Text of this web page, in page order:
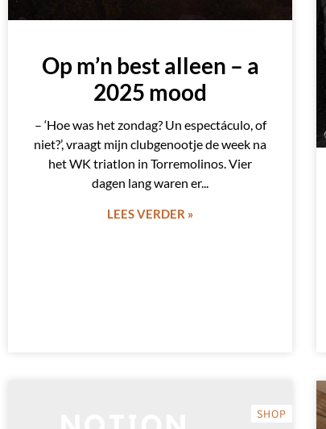
Op m’n best alleen – a
2025 mood
– ‘Hoe was het zondag? Un espectáculo, of
niet?’, vraagt mijn clubgenootje de week na
het WK triatlon in Torremolinos. Vier
dagen lang waren er
LEES VERDER »
SHOP